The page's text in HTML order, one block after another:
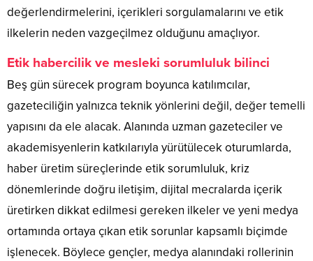
değerlendirmelerini, içerikleri sorgulamalarını ve etik
ilkelerin neden vazgeçilmez olduğunu amaçlıyor.
Etik habercilik ve mesleki sorumluluk bilinci
Beş gün sürecek program boyunca katılımcılar,
gazeteciliğin yalnızca teknik yönlerini değil, değer temelli
yapısını da ele alacak. Alanında uzman gazeteciler ve
akademisyenlerin katkılarıyla yürütülecek oturumlarda,
haber üretim süreçlerinde etik sorumluluk, kriz
dönemlerinde doğru iletişim, dijital mecralarda içerik
üretirken dikkat edilmesi gereken ilkeler ve yeni medya
ortamında ortaya çıkan etik sorunlar kapsamlı biçimde
işlenecek. Böylece gençler, medya alanındaki rollerinin